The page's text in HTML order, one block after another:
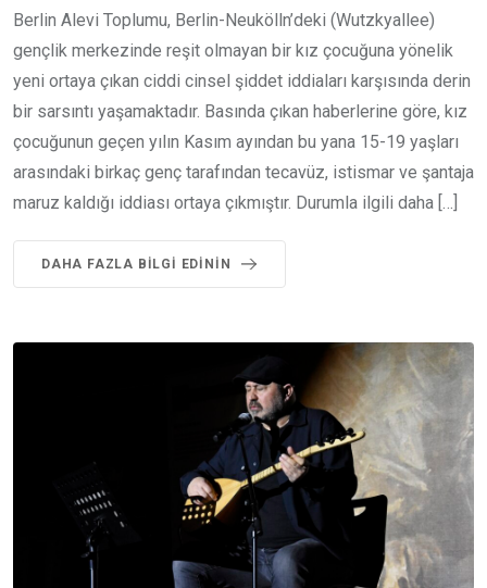
Berlin Alevi Toplumu, Berlin-Neukölln’deki (Wutzkyallee)
gençlik merkezinde reşit olmayan bir kız çocuğuna yönelik
yeni ortaya çıkan ciddi cinsel şiddet iddiaları karşısında derin
bir sarsıntı yaşamaktadır. Basında çıkan haberlerine göre, kız
çocuğunun geçen yılın Kasım ayından bu yana 15-19 yaşları
arasındaki birkaç genç tarafından tecavüz, istismar ve şantaja
maruz kaldığı iddiası ortaya çıkmıştır. Durumla ilgili daha […]
DAHA FAZLA BILGI EDININ